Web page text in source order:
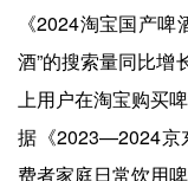
《2024淘宝国产
酒”的搜索量同比增
上用户在淘宝购买
据《2023—2024京
费者家庭日常饮用